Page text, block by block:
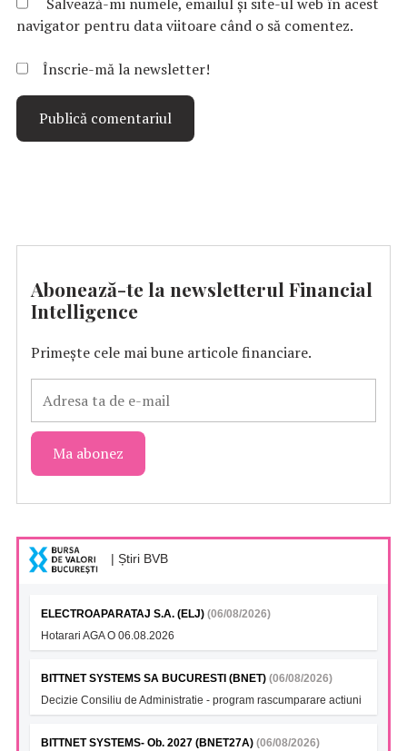
navigator pentru data viitoare când o să comentez.
Înscrie-mă la newsletter!
Abonează-te la newsletterul Financial
Intelligence
Primește cele mai bune articole financiare.
| Știri BVB
ELECTROAPARATAJ S.A. (ELJ) (06/08/2026)
Hotarari AGA O 06.08.2026
BITTNET SYSTEMS SA BUCURESTI (BNET) (06/08/2026)
Decizie Consiliu de Administratie - program rascumparare actiuni
BITTNET SYSTEMS- Ob. 2027 (BNET27A) (06/08/2026)